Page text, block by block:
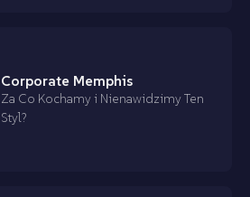
Corporate Memphis
Za Co Kochamy i Nienawidzimy Ten
Styl?